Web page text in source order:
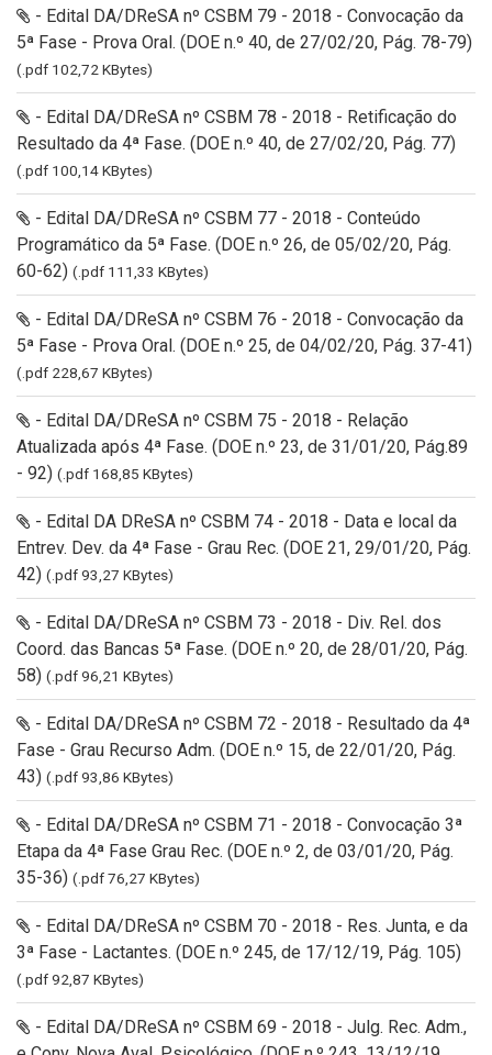
- Edital DA/DReSA nº CSBM 79 - 2018 - Convocação da
5ª Fase - Prova Oral. (DOE n.º 40, de 27/02/20, Pág. 78-79)
(.pdf 102,72 KBytes)
- Edital DA/DReSA nº CSBM 78 - 2018 - Retificação do
Resultado da 4ª Fase. (DOE n.º 40, de 27/02/20, Pág. 77)
(.pdf 100,14 KBytes)
- Edital DA/DReSA nº CSBM 77 - 2018 - Conteúdo
Programático da 5ª Fase. (DOE n.º 26, de 05/02/20, Pág.
60-62) (.pdf 111,33 KBytes)
- Edital DA/DReSA nº CSBM 76 - 2018 - Convocação da
5ª Fase - Prova Oral. (DOE n.º 25, de 04/02/20, Pág. 37-41)
(.pdf 228,67 KBytes)
- Edital DA/DReSA nº CSBM 75 - 2018 - Relação
Atualizada após 4ª Fase. (DOE n.º 23, de 31/01/20, Pág.89
- 92) (.pdf 168,85 KBytes)
- Edital DA DReSA nº CSBM 74 - 2018 - Data e local da
Entrev. Dev. da 4ª Fase - Grau Rec. (DOE 21, 29/01/20, Pág.
42) (.pdf 93,27 KBytes)
- Edital DA/DReSA nº CSBM 73 - 2018 - Div. Rel. dos
Coord. das Bancas 5ª Fase. (DOE n.º 20, de 28/01/20, Pág.
58) (.pdf 96,21 KBytes)
- Edital DA/DReSA nº CSBM 72 - 2018 - Resultado da 4ª
Fase - Grau Recurso Adm. (DOE n.º 15, de 22/01/20, Pág.
43) (.pdf 93,86 KBytes)
- Edital DA/DReSA nº CSBM 71 - 2018 - Convocação 3ª
Etapa da 4ª Fase Grau Rec. (DOE n.º 2, de 03/01/20, Pág.
35-36) (.pdf 76,27 KBytes)
- Edital DA/DReSA nº CSBM 70 - 2018 - Res. Junta, e da
3ª Fase - Lactantes. (DOE n.º 245, de 17/12/19, Pág. 105)
(.pdf 92,87 KBytes)
- Edital DA/DReSA nº CSBM 69 - 2018 - Julg. Rec. Adm.,